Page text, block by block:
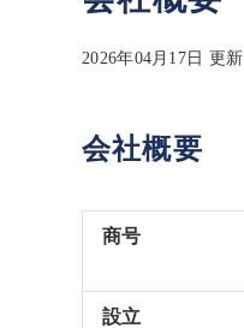
2026年04月17日 更新
会社概要
商号
設立